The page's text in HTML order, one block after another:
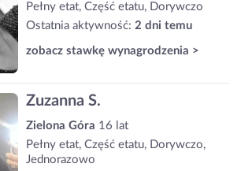
Pełny etat, Część etatu, Dorywczo
Ostatnia aktywność: 2 dni temu
zobacz stawkę wynagrodzenia >
Zuzanna S.
Zielona Góra 16 lat
Pełny etat, Część etatu, Dorywczo,
Jednorazowo